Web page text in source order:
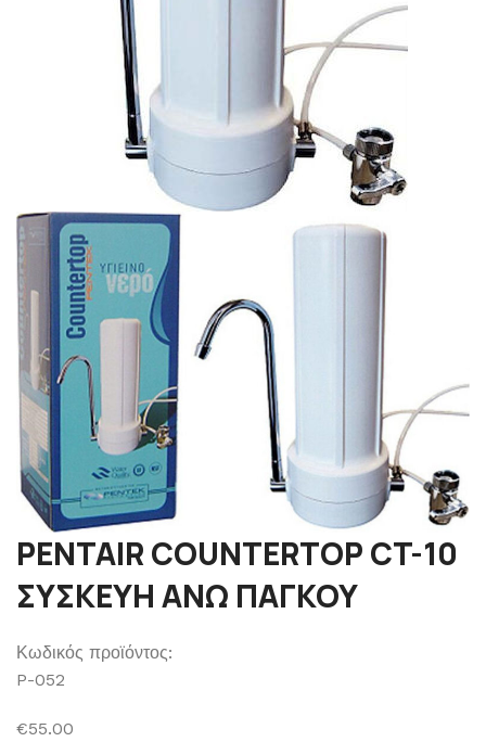
PENTAIR COUNTERTOP CT-10
ΣΥΣΚΕΥΗ ΑΝΩ ΠΑΓΚΟΥ
Κωδικός προϊόντος:
P-052
€55.00